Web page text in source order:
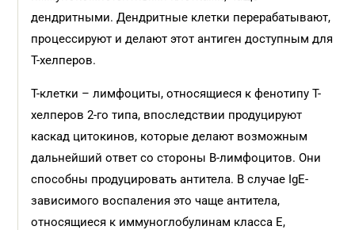
дендритными. Дендритные клетки перерабатывают,
процессируют и делают этот антиген доступным для
Т-хелперов.
Т-клетки – лимфоциты, относящиеся к фенотипу Т-
хелперов 2-го типа, впоследствии продуцируют
каскад цитокинов, которые делают возможным
дальнейший ответ со стороны B-лимфоцитов. Они
способны продуцировать антитела. В случае IgE-
зависимого воспаления это чаще антитела,
относящиеся к иммуноглобулинам класса E,